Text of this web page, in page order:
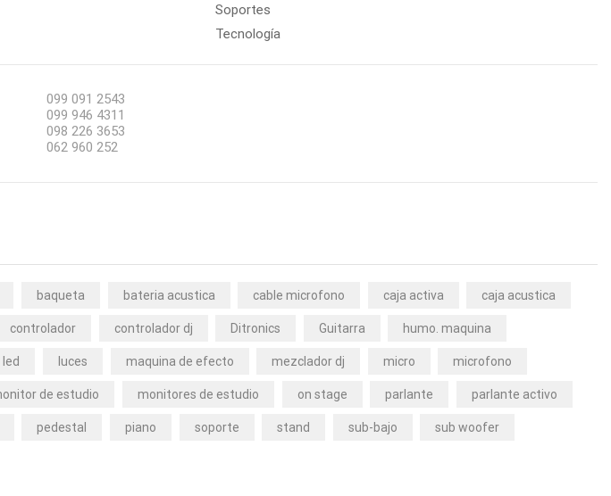
Soportes
Tecnología
099 091 2543
099 946 4311
098 226 3653
062 960 252
baqueta bateria acustica cable microfono caja activa caja acustica
controlador controlador dj Ditronics Guitarra humo. maquina
led luces maquina de efecto mezclador dj micro microfono
de estudio monitores de estudio on stage parlante parlante activo
pedestal piano soporte stand sub-bajo sub woofer